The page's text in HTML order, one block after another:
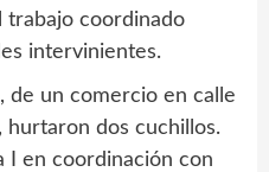
trabajo coordinado
intervinientes.
de un comercio en calle
hurtaron dos cuchillos.
I en coordinación con